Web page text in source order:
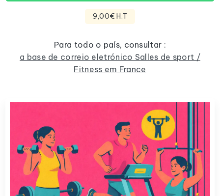
9,00€ H.T
Para todo o país, consultar :
a base de correio eletrónico Salles de sport /
Fitness em France